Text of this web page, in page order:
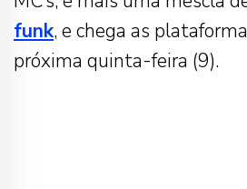
funk, e chega as
próxima quinta-feira (9).